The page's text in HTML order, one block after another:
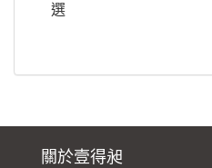
選
關於壹得昶